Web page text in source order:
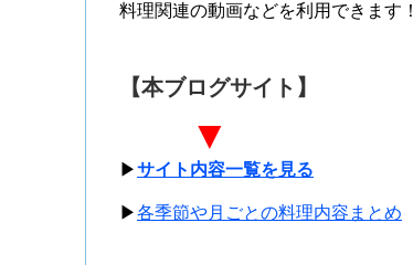
料理関連の動画などを利用できます！
【本ブログサイト】
▼
▶サイト内容一覧を見る
▶各季節や月ごとの料理内容まとめ